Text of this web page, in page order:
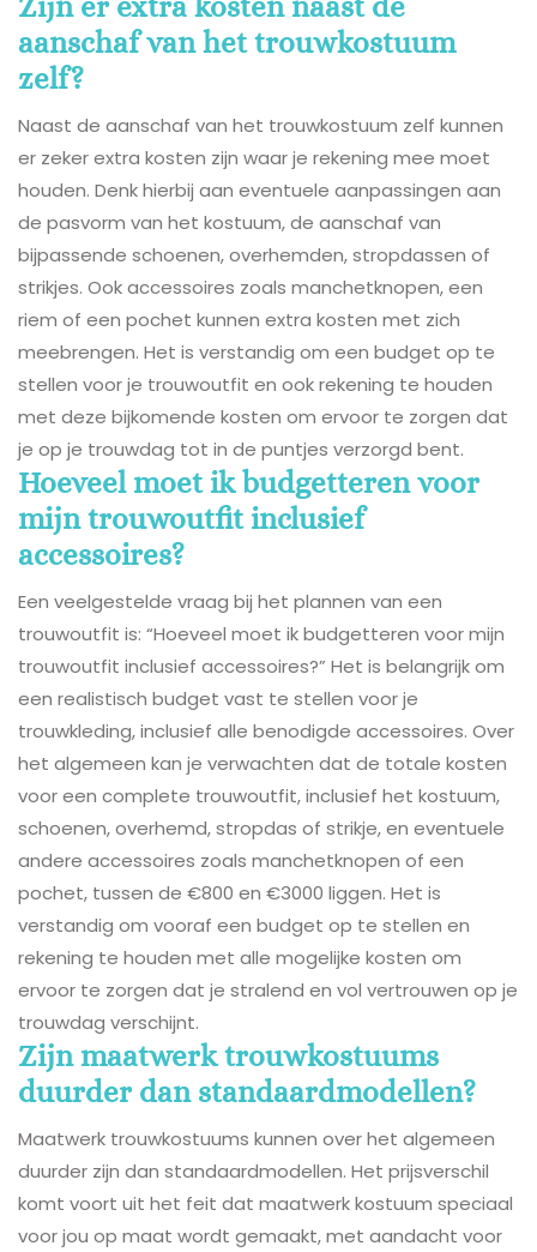
aanschaf van het trouwkostuum
zelf?
Naast de aanschaf van het trouwkostuum zelf kunnen
er zeker extra kosten zijn waar je rekening mee moet
houden. Denk hierbij aan eventuele aanpassingen aan
de pasvorm van het kostuum, de aanschaf van
bijpassende schoenen, overhemden, stropdassen of
strikjes. Ook accessoires zoals manchetknopen, een
riem of een pochet kunnen extra kosten met zich
meebrengen. Het is verstandig om een budget op te
stellen voor je trouwoutfit en ook rekening te houden
met deze bijkomende kosten om ervoor te zorgen dat
je op je trouwdag tot in de puntjes verzorgd bent.
Hoeveel moet ik budgetteren voor
mijn trouwoutfit inclusief
accessoires?
Een veelgestelde vraag bij het plannen van een
trouwoutfit is: “Hoeveel moet ik budgetteren voor mijn
trouwoutfit inclusief accessoires?” Het is belangrijk om
een realistisch budget vast te stellen voor je
trouwkleding, inclusief alle benodigde accessoires. Over
het algemeen kan je verwachten dat de totale kosten
voor een complete trouwoutfit, inclusief het kostuum,
schoenen, overhemd, stropdas of strikje, en eventuele
andere accessoires zoals manchetknopen of een
pochet, tussen de €800 en €3000 liggen. Het is
verstandig om vooraf een budget op te stellen en
rekening te houden met alle mogelijke kosten om
ervoor te zorgen dat je stralend en vol vertrouwen op je
trouwdag verschijnt.
Zijn maatwerk trouwkostuums
duurder dan standaardmodellen?
Maatwerk trouwkostuums kunnen over het algemeen
duurder zijn dan standaardmodellen. Het prijsverschil
komt voort uit het feit dat maatwerk kostuum speciaal
voor jou op maat wordt gemaakt, met aandacht voor